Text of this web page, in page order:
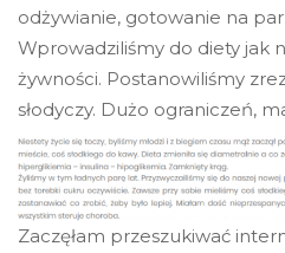
odżywianie, gotowanie na
Wprowadziliśmy do diety jak
żywności. Postanowiliśmy
słodyczy. Dużo ograniczeń,
Zaczęłam przeszukiwać